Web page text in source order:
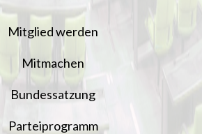
Mitglied werden
Mitmachen
Bundessatzung
Parteiprogramm